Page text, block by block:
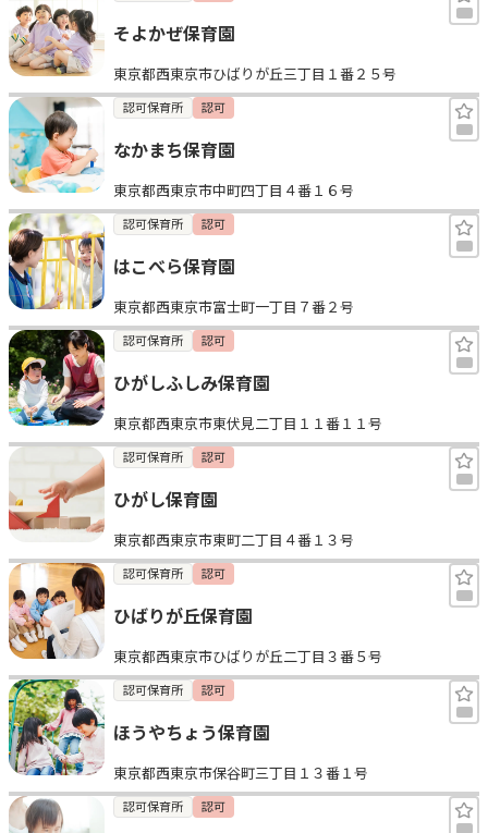
そよかぜ保育園
東京都西東京市ひばりが丘三丁目１番２５号
認可保育所 認可
なかまち保育園
東京都西東京市中町四丁目４番１６号
認可保育所 認可
はこべら保育園
東京都西東京市富士町一丁目７番２号
認可保育所 認可
ひがしふしみ保育園
東京都西東京市東伏見二丁目１１番１１号
認可保育所 認可
ひがし保育園
東京都西東京市東町二丁目４番１３号
認可保育所 認可
ひばりが丘保育園
東京都西東京市ひばりが丘二丁目３番５号
認可保育所 認可
ほうやちょう保育園
東京都西東京市保谷町三丁目１３番１号
認可保育所 認可